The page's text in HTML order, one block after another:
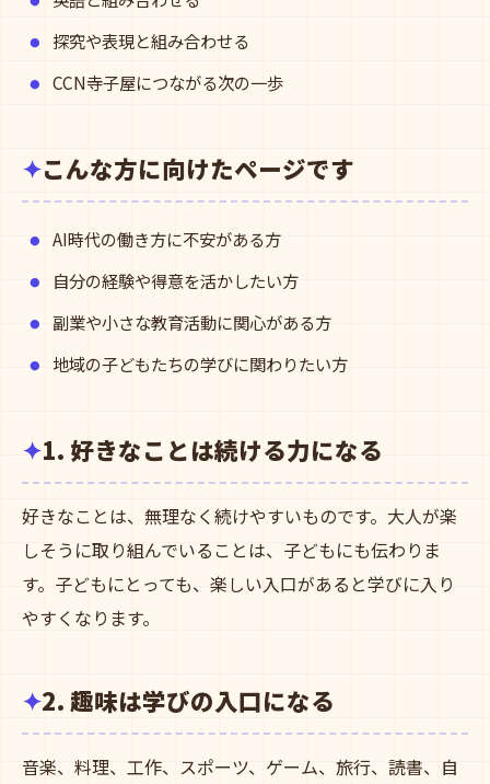
探究や表現と組み合わせる
CCN寺子屋につながる次の一歩
こんな方に向けたページです
AI時代の働き方に不安がある方
自分の経験や得意を活かしたい方
副業や小さな教育活動に関心がある方
地域の子どもたちの学びに関わりたい方
1. 好きなことは続ける力になる
好きなことは、無理なく続けやすいものです。大人が楽
しそうに取り組んでいることは、子どもにも伝わりま
す。子どもにとっても、楽しい入口があると学びに入り
やすくなります。
2. 趣味は学びの入口になる
音楽、料理、工作、スポーツ、ゲーム、旅行、読書、自